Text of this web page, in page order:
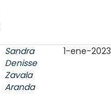
Sandra
Denisse
Zavala
Aranda
1-ene-2023